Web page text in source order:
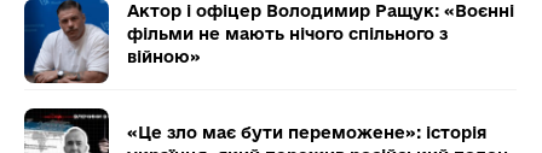
Актор і офіцер Володимир Ращук: «Воєнні
фільми не мають нічого спільного з
війною»
«Це зло має бути переможене»: історія